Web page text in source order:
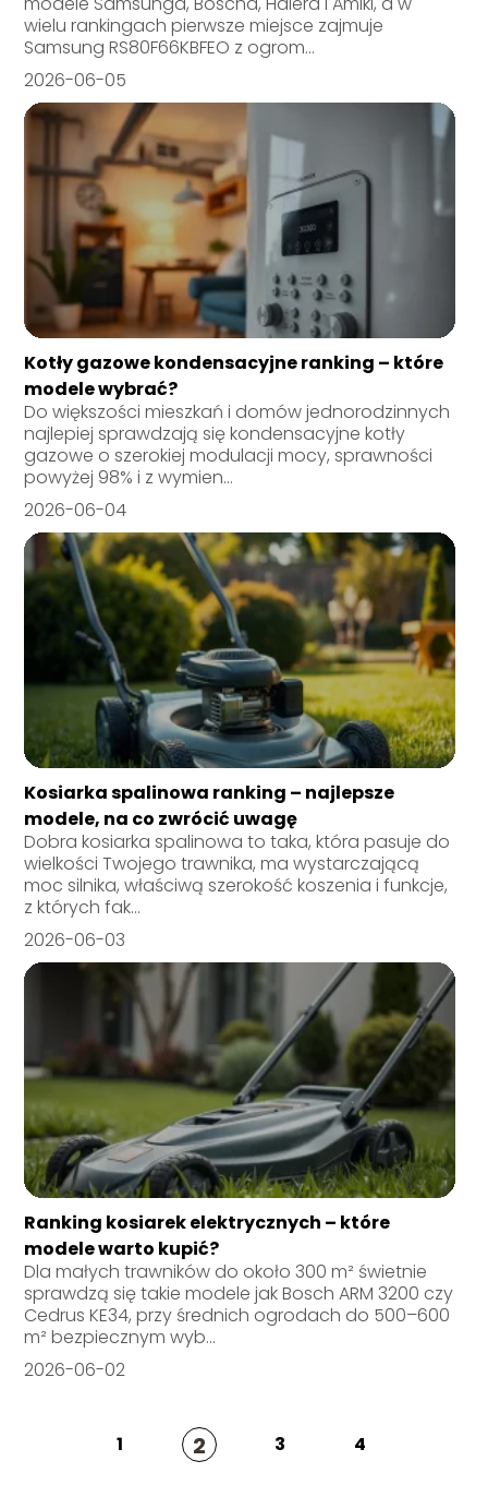
wielu rankingach pierwsze miejsce zajmuje
Samsung RS80F66KBFEO z ogrom...
2026-06-05
Kotły gazowe kondensacyjne ranking – które
modele wybrać?
Do większości mieszkań i domów jednorodzinnych
najlepiej sprawdzają się kondensacyjne kotły
gazowe o szerokiej modulacji mocy, sprawności
powyżej 98% i z wymien...
2026-06-04
Kosiarka spalinowa ranking – najlepsze
modele, na co zwrócić uwagę
Dobra kosiarka spalinowa to taka, która pasuje do
wielkości Twojego trawnika, ma wystarczającą
moc silnika, właściwą szerokość koszenia i funkcje,
z których fak...
2026-06-03
Ranking kosiarek elektrycznych – które
modele warto kupić?
Dla małych trawników do około 300 m² świetnie
sprawdzą się takie modele jak Bosch ARM 3200 czy
Cedrus KE34, przy średnich ogrodach do 500–600
m² bezpiecznym wyb...
2026-06-02
1 2 3 4